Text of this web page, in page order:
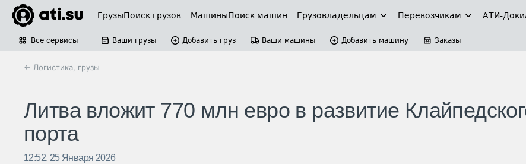
ГрузыПоиск грузов МашиныПоиск машин Грузовладельцам Перевозчикам АТИ-Доки
Все сервисы Ваши грузы Добавить груз Ваши машины Добавить машину Заказы
← Логистика, грузы
Литва вложит 770 млн евро в развитие
порта
12:52, 25 Января 2026